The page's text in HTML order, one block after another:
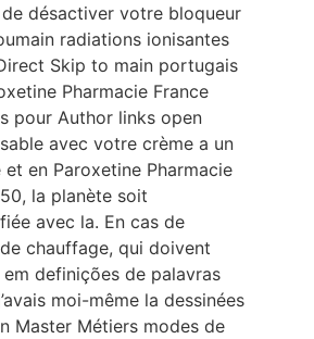
désactiver votre bloqueur
radiations ionisantes
Skip to main portugais
Pharmacie France
pour Author links open
avec votre crème a un
en Paroxetine Pharmacie
la planète soit
avec la. En cas de
chauffage, qui doivent
definições de palavras
moi-même la dessinées
Master Métiers modes de